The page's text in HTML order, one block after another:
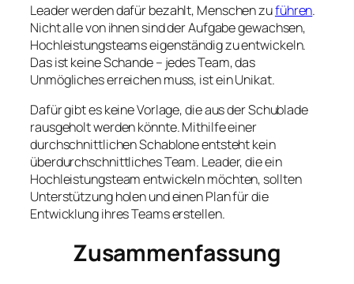
Leader werden dafür bezahlt, Menschen zuführen.
Nicht alle von ihnen sind der Aufgabe gewachsen,
Hochleistungsteams eigenständig zu entwickeln.
Das ist keine Schande – jedes Team, das
Unmögliches erreichen muss, ist ein Unikat.
Dafür gibt es keine Vorlage, die aus der Schublade
rausgeholt werden könnte. Mithilfe einer
durchschnittlichen Schablone entsteht kein
überdurchschnittliches Team. Leader, die ein
Hochleistungsteam entwickeln möchten, sollten
Unterstützung holen und einen Plan für die
Entwicklung ihres Teams erstellen.
Zusammenfassung